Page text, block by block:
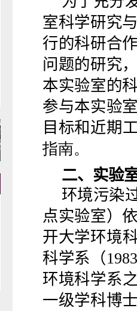
室科学研究
行的科研合
问题的研究
本实验室的
参与本实验
目标和近期
指南。
二、实验
环境污染
点实验室）
开大学环境
科学系（1983
环境科学系
一级学科博